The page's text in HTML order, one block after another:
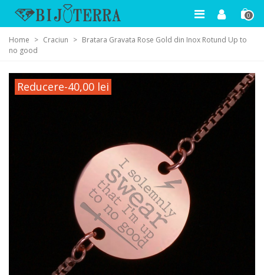
0
Home > Craciun > Bratara Gravata Rose Gold din Inox Rotund Up to
no good
Reducere-40,00 lei